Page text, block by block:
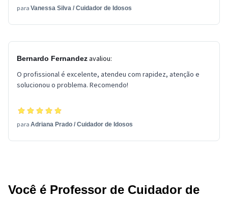
para Vanessa Silva / Cuidador de Idosos
Bernardo Fernandezavaliou:
O profissional é excelente, atendeu com rapidez, atenção e
solucionou o problema. Recomendo!
para Adriana Prado / Cuidador de Idosos
Você é Professor de Cuidador de